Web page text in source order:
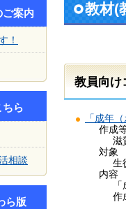
案内
！
ちら
相談
ら版
教材(
教員向け
「成年
作成
滋
対象
生
内容
作